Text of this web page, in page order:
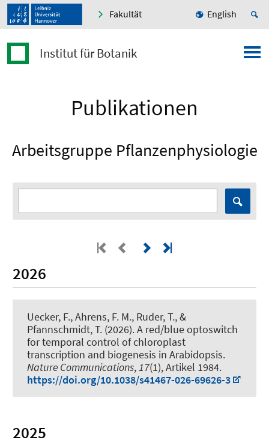
Fakultät English
Institut für Botanik
Publikationen
Arbeitsgruppe Pflanzenphysiologie
2026
Uecker, F., Ahrens, F. M., Ruder, T., &
Pfannschmidt, T. (2026).A red/blue optoswitch
for temporal control of chloroplast
transcription and biogenesis in Arabidopsis.
Nature Communications, 17(1), Artikel 1984.
https://doi.org/10.1038/s41467-026-69626-3
2025